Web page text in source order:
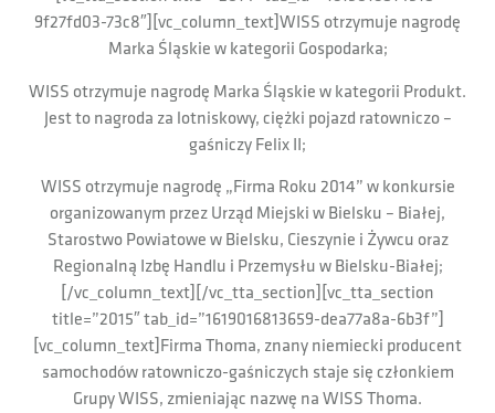
9f27fd03-73c8″][vc_column_text]WISS otrzymuje nagrodę
Marka Śląskie w kategorii Gospodarka;
WISS otrzymuje nagrodę Marka Śląskie w kategorii Produkt.
Jest to nagroda za lotniskowy, ciężki pojazd ratowniczo –
gaśniczy Felix II;
WISS otrzymuje nagrodę „Firma Roku 2014” w konkursie
organizowanym przez Urząd Miejski w Bielsku – Białej,
Starostwo Powiatowe w Bielsku, Cieszynie i Żywcu oraz
Regionalną Izbę Handlu i Przemysłu w Bielsku-Białej;
[/vc_column_text][/vc_tta_section][vc_tta_section
title=”2015″ tab_id=”1619016813659-dea77a8a-6b3f”]
[vc_column_text]Firma Thoma, znany niemiecki producent
samochodów ratowniczo-gaśniczych staje się członkiem
Grupy WISS, zmieniając nazwę na WISS Thoma.